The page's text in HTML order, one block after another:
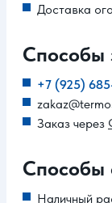
Доставка
Способы
+7 (925)
Заказ через
Способы
Наличный